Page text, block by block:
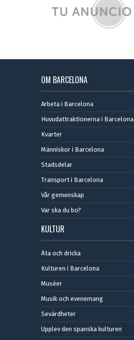
OM BARCELONA
Arbeta i Barcelona
Huvudattraktionerna i Barcelona
Kvarter
Människor i Barcelona
Stadsdelar
Transport i Barcelona
Vår gemenskap
Var ska du bo?
KULTUR
Äta och dricka
Kulturen i Barcelona
Muséer
Musik och evenemang
Sevärdheter
Upplev den spanska kulturen